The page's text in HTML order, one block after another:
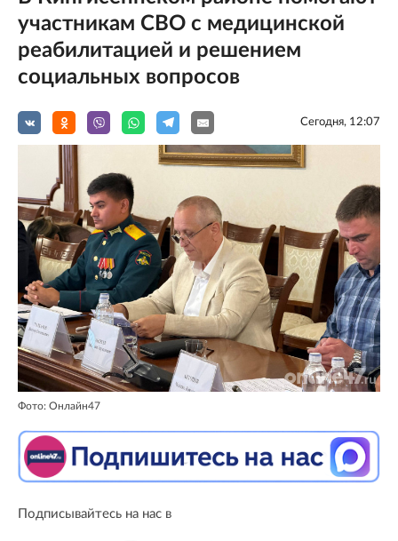
участникам СВО с медицинской
реабилитацией и решением
социальных вопросов
Сегодня, 12:07
Фото: Онлайн47
Подписывайтесь на нас в